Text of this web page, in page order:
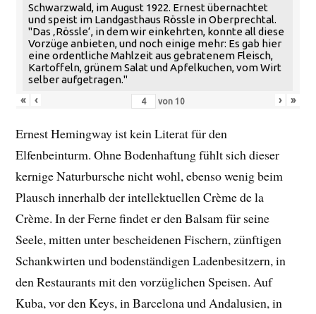
Schwarzwald, im August 1922. Ernest übernachtet
und speist im Landgasthaus Rössle in Oberprechtal.
"Das ‚Rössle‘, in dem wir einkehrten, konnte all diese
Vorzüge anbieten, und noch einige mehr: Es gab hier
eine ordentliche Mahlzeit aus gebratenem Fleisch,
Kartoffeln, grünem Salat und Apfelkuchen, vom Wirt
selber aufgetragen."
«
‹ von 10 › »
Ernest Hemingway ist kein Literat für den
Elfenbeinturm. Ohne Bodenhaftung fühlt sich dieser
kernige Naturbursche nicht wohl, ebenso wenig beim
Plausch innerhalb der intellektuellen Crème de la
Crème. In der Ferne findet er den Balsam für seine
Seele, mitten unter bescheidenen Fischern, zünftigen
Schankwirten und bodenständigen Ladenbesitzern, in
den Restaurants mit den vorzüglichen Speisen. Auf
Kuba, vor den Keys, in Barcelona und Andalusien, in